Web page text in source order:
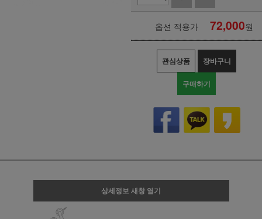
옵션 적용가 72,000원
관심상품 장바구니
구매하기
상세정보 새창 열기